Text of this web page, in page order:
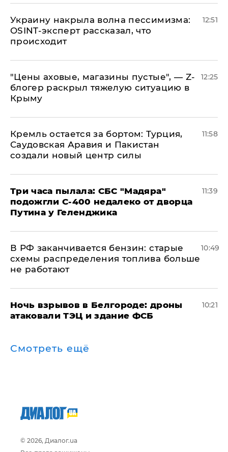
​Украину накрыла волна пессимизма:
OSINT-эксперт рассказал, что
происходит
12:51
​"Цены аховые, магазины пустые", — Z-
блогер раскрыл тяжелую ситуацию в
Крыму
12:25
​Кремль остается за бортом: Турция,
Саудовская Аравия и Пакистан
создали новый центр силы
11:58
Три часа пылала: СБС "Мадяра"
подожгли С-400 недалеко от дворца
Путина у Геленджика
11:39
​В РФ заканчивается бензин: старые
схемы распределения топлива больше
не работают
10:49
​Ночь взрывов в Белгороде: дроны
атаковали ТЭЦ и здание ФСБ
10:21
Смотреть ещё
© 2026, Диалог.ua